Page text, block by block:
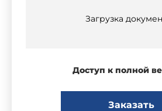
Загрузка
Доступ к полной
Заказать